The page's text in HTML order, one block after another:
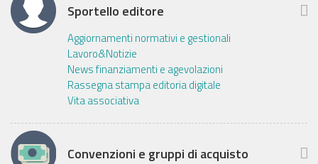
Sportello editore
Aggiornamenti normativi e gestionali
Lavoro&Notizie
News finanziamenti e agevolazioni
Rassegna stampa editoria digitale
Vita associativa
Convenzioni e gruppi di acquisto